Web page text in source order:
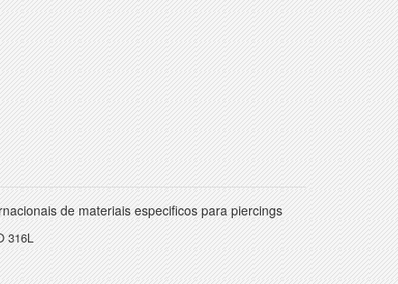
de materiais especificos para piercings
316L